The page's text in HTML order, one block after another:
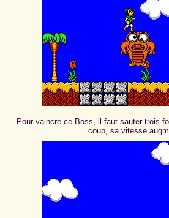
Pour vaincre ce Boss, il faut sauter trois
coup, sa vitesse